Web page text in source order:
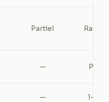
Partiel
—
— 1–2